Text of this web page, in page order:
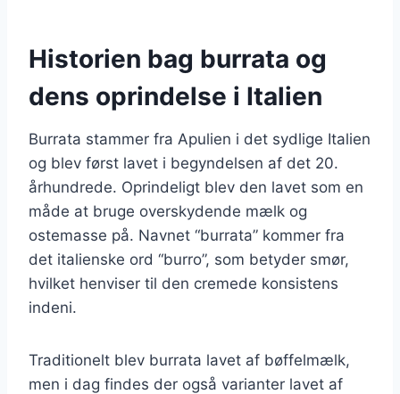
Historien bag burrata og
dens oprindelse i Italien
Burrata stammer fra Apulien i det sydlige Italien
og blev først lavet i begyndelsen af det 20.
århundrede. Oprindeligt blev den lavet som en
måde at bruge overskydende mælk og
ostemasse på. Navnet “burrata” kommer fra
det italienske ord “burro”, som betyder smør,
hvilket henviser til den cremede konsistens
indeni.
Traditionelt blev burrata lavet af bøffelmælk,
men i dag findes der også varianter lavet af